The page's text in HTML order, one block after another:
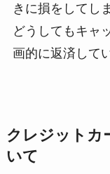
きに損をしてし
どうしてもキャ
画的に返済して
クレジットカ
いて